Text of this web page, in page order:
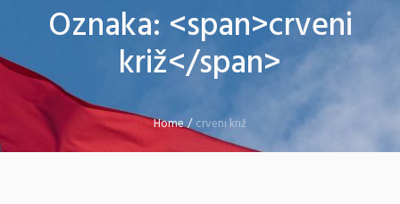
Oznaka: <span>crveni
križ</span>
Home/crveni križ